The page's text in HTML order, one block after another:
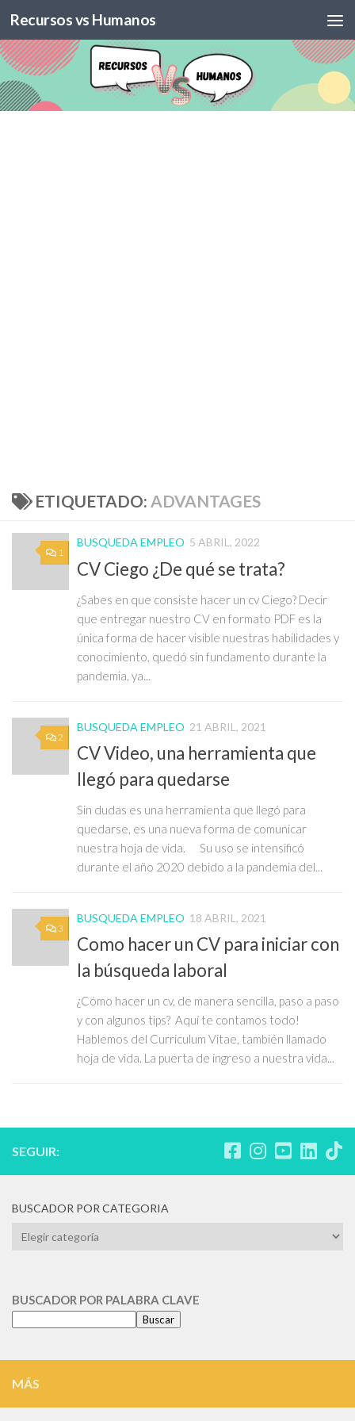
Skip to content
Recursos vs Humanos
ETIQUETADO: ADVANTAGES
1
BUSQUEDA EMPLEO 5 ABRIL, 2022
CV Ciego ¿De qué se trata?
¿Sabes en que consiste hacer un cv Ciego? Decir
que entregar nuestro CV en formato PDF es la
única forma de hacer visible nuestras habilidades y
conocimiento, quedó sin fundamento durante la
pandemia, ya...
2
BUSQUEDA EMPLEO 21 ABRIL, 2021
CV Video, una herramienta que
llegó para quedarse
Sin dudas es una herramienta que llegó para
quedarse, es una nueva forma de comunicar
nuestra hoja de vida. Su uso se intensificó
durante el año 2020 debido a la pandemia del...
3
BUSQUEDA EMPLEO 18 ABRIL, 2021
Como hacer un CV para iniciar con
la búsqueda laboral
¿Cómo hacer un cv, de manera sencilla, paso a paso
y con algunos tips? Aquí te contamos todo!
Hablemos del Curriculum Vitae, también llamado
hoja de vida. La puerta de ingreso a nuestra vida...
SEGUIR:
BUSCADOR POR CATEGORIA
BUSCADOR
BUSCADOR POR PALABRA CLAVE
Buscar
MÁS